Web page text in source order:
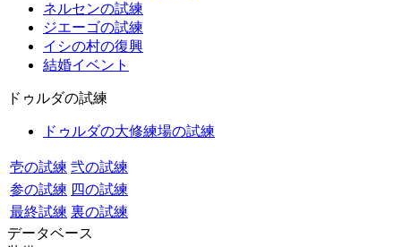
ネルセンの試練
ジエーゴの試練
イシの村の復興
結婚イベント
ドゥルダの試練
ドゥルダの大修練場の試練
壱の試練 弐の試練
参の試練 四の試練
最終試練 裏の試練
データベース